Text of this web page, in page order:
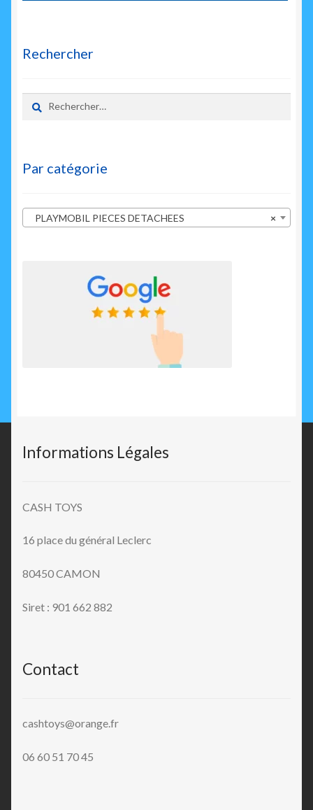
Rechercher
Rechercher :
Par catégorie
×
PLAYMOBIL PIECES DETACHEES
Informations Légales
CASH TOYS
16 place du général Leclerc
80450 CAMON
Siret : 901 662 882
Contact
cashtoys@orange.fr
06 60 51 70 45